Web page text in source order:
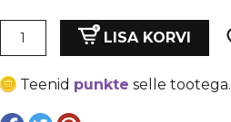
oli:
€ 0,49.
is:
€ 0,37.
Picasso
mm,
läbiv
LISA KORVI
Teenid punkte selle tootega.